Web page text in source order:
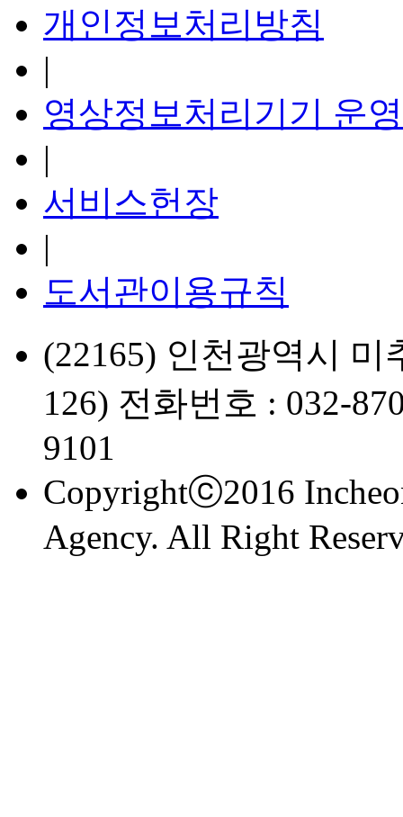
개인정보처리방침
|
영상정보처리기기 운
|
서비스헌장
|
도서관이용규칙
(22165) 인천광역시 미
126) 전화번호 : 032-
9101
Copyrightⓒ2016
Agency. All Right